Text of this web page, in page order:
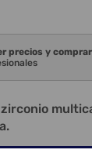
precios y comprar
diversas